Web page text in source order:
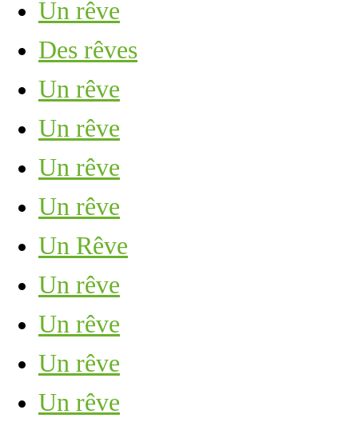
Un rêve
Des rêves
Un rêve
Un rêve
Un rêve
Un rêve
Un Rêve
Un rêve
Un rêve
Un rêve
Un rêve